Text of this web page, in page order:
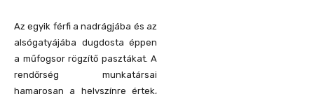
Az egyik férfi a nadrágjába és az
alsógatyájába dugdosta éppen
a műfogsor rögzítő pasztákat. A
rendőrség munkatársai
hamarosan a helyszínre értek,